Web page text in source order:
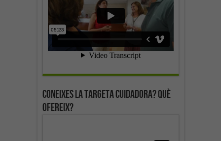
Coneixes la targeta cuidadora? Què
ofereix?